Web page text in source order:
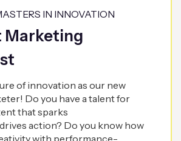
IN INNOVATION
Marketing
of innovation as our new
Do you have a talent for
that sparks
action? Do you know how